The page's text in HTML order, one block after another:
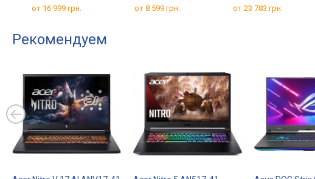
от 16 999 грн.
CT1000P510SSD8
от 8 599 грн. от23 783 грн.
Рекомендуем